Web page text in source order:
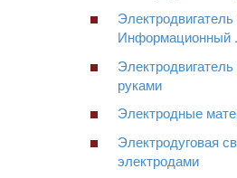
Информационный
руками
Электродные
Электродуговая
электродами